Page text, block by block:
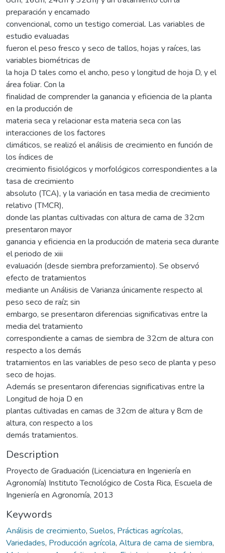
preparación y encamado
convencional, como un testigo comercial. Las variables de
estudio evaluadas
fueron el peso fresco y seco de tallos, hojas y raíces, las
variables biométricas de
la hoja D tales como el ancho, peso y longitud de hoja D, y el
área foliar. Con la
finalidad de comprender la ganancia y eficiencia de la planta
en la producción de
materia seca y relacionar esta materia seca con las
interacciones de los factores
climáticos, se realizó el análisis de crecimiento en función de
los índices de
crecimiento fisiológicos y morfológicos correspondientes a la
tasa de crecimiento
absoluto (TCA), y la variación en tasa media de crecimiento
relativo (TMCR),
donde las plantas cultivadas con altura de cama de 32cm
presentaron mayor
ganancia y eficiencia en la producción de materia seca durante
el periodo de xiii
evaluación (desde siembra preforzamiento). Se observó
efecto de tratamientos
mediante un Análisis de Varianza únicamente respecto al
peso seco de raíz; sin
embargo, se presentaron diferencias significativas entre la
media del tratamiento
correspondiente a camas de siembra de 32cm de altura con
respecto a los demás
tratamientos en las variables de peso seco de planta y peso
seco de hojas.
Además se presentaron diferencias significativas entre la
Longitud de hoja D en
plantas cultivadas en camas de 32cm de altura y 8cm de
altura, con respecto a los
demás tratamientos.
Description
Proyecto de Graduación (Licenciatura en Ingeniería en
Agronomía) Instituto Tecnológico de Costa Rica, Escuela de
Ingeniería en Agronomía, 2013
Keywords
Análisis de crecimiento, Suelos, Prácticas agrícolas,
Variedades, Producción agrícola, Altura de cama de siembra,